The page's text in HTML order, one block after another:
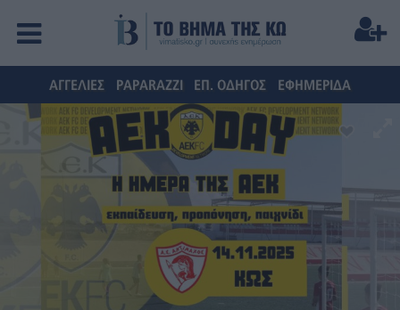
ΑΓΓΕΛΙΕΣ PAPARAZZI ΕΠ. ΟΔΗΓΟΣ ΕΦΗΜΕΡΙΔΑ